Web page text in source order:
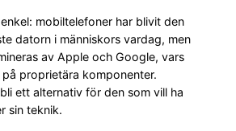
mobiltelefoner har blivit den
datorn i människors vardag, men
av Apple och Google, vars
proprietära komponenter.
ett alternativ för den som vill ha
sin teknik.